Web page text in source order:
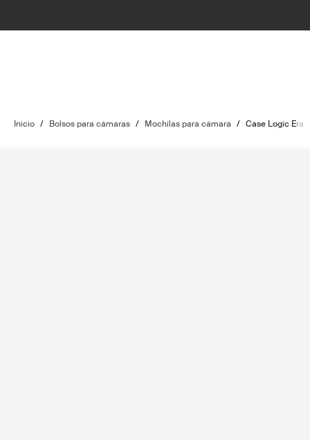
Inicio / Bolsos para cámaras / Mochilas para cámara / Case Logic Era